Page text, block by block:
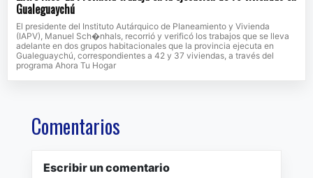
Gualeguaychú
El presidente del Instituto Autárquico de Planeamiento y Vivienda
(IAPV), Manuel Sch�nhals, recorrió y verificó los trabajos que se lleva
adelante en dos grupos habitacionales que la provincia ejecuta en
Gualeguaychú, correspondientes a 42 y 37 viviendas, a través del
programa Ahora Tu Hogar
Comentarios
Escribir un comentario